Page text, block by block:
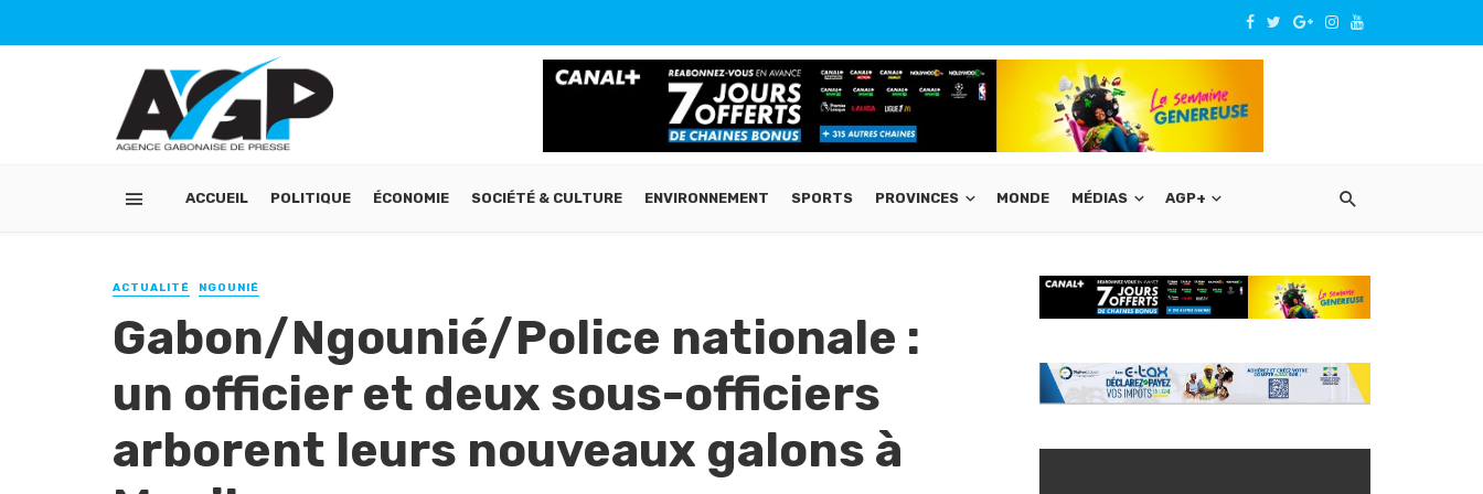
ACCUEIL POLITIQUE ÉCONOMIE SOCIÉTÉ & CULTURE ENVIRONNEMENT SPORTS PROVINCES MONDE MÉDIAS AGP+
ACTUALITÉ NGOUNIÉ
Gabon/Ngounié/Police nationale :
un officier et deux sous-officiers
arborent leurs nouveaux galons à